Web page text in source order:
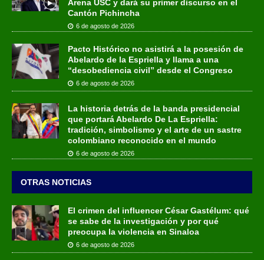
Arena USC y dará su primer discurso en el
Cantón Pichincha
6 de agosto de 2026
Pacto Histórico no asistirá a la posesión de
Abelardo de la Espriella y llama a una
“desobediencia civil” desde el Congreso
6 de agosto de 2026
La historia detrás de la banda presidencial
que portará Abelardo De La Espriella:
tradición, simbolismo y el arte de un sastre
colombiano reconocido en el mundo
6 de agosto de 2026
OTRAS NOTICIAS
El crimen del influencer César Gastélum: qué
se sabe de la investigación y por qué
preocupa la violencia en Sinaloa
6 de agosto de 2026